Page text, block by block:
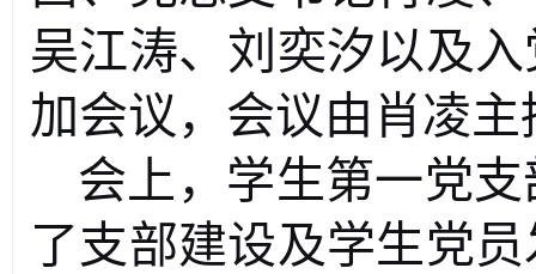
吴江涛、刘奕汐以及
加会议 ， 会议由肖凌主
会上，学生第一党
了支部建设及学生党